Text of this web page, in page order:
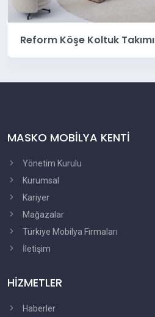
Reform Köşe Koltuk Takımı
MASKO MOBİLYA KENTİ
Yönetim Kurulu
Kurumsal
Kariyer
Mağazalar
Türkiye Mobilya Firmaları
İletişim
HİZMETLER
Haberler